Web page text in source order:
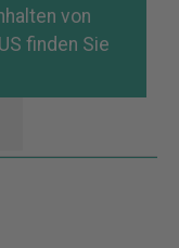
von
finden Sie